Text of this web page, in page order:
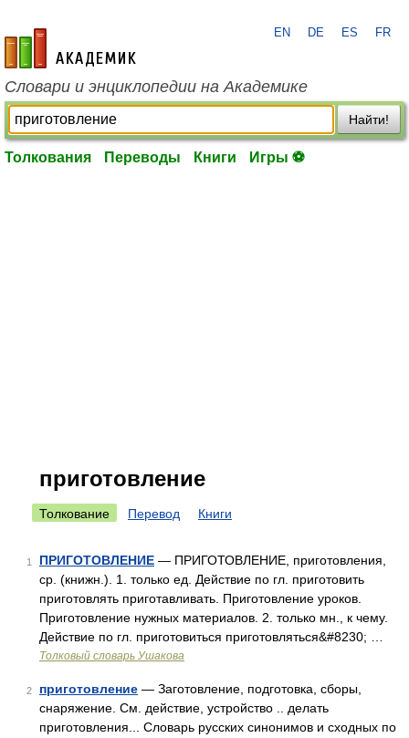
academic.ru
EN DE ES FR
Словари и энциклопедии на Академике
Найти!
Толкования Переводы Книги Игры ⚽
приготовление
Толкование Перевод Книги
1 ПРИГОТОВЛЕНИЕ — ПРИГОТОВЛЕНИЕ, приготовления,
ср. (книжн.). 1. только ед. Действие по гл. приготовить
приготовлять приготавливать. Приготовление уроков.
Приготовление нужных материалов. 2. только мн., к чему.
Действие по гл. приготовиться приготовляться&#8230; …
Толковый словарь Ушакова
2 приготовление — Заготовление, подготовка, сборы,
снаряжение. См. действие, устройство .. делать
приготовления... Словарь русских синонимов и сходных по